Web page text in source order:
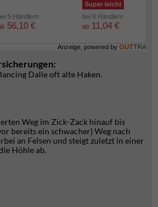
5 Händlern
56,10 €
Super leicht
bei 8 Händlern
ab 11,04 €
Anzeige, powered by OUTTRA
Dalle oft alte Haken.
Weg im Zick-Zack hinauf bis
bereits ein schwacher) Weg nach
an Felsen und steigt zuletzt in einer
Höhle ab.